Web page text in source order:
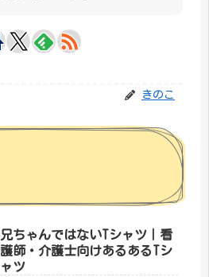
きのこ
兄ちゃんではないTシャツ｜看
護師・介護士向けあるあるTシ
ャツ